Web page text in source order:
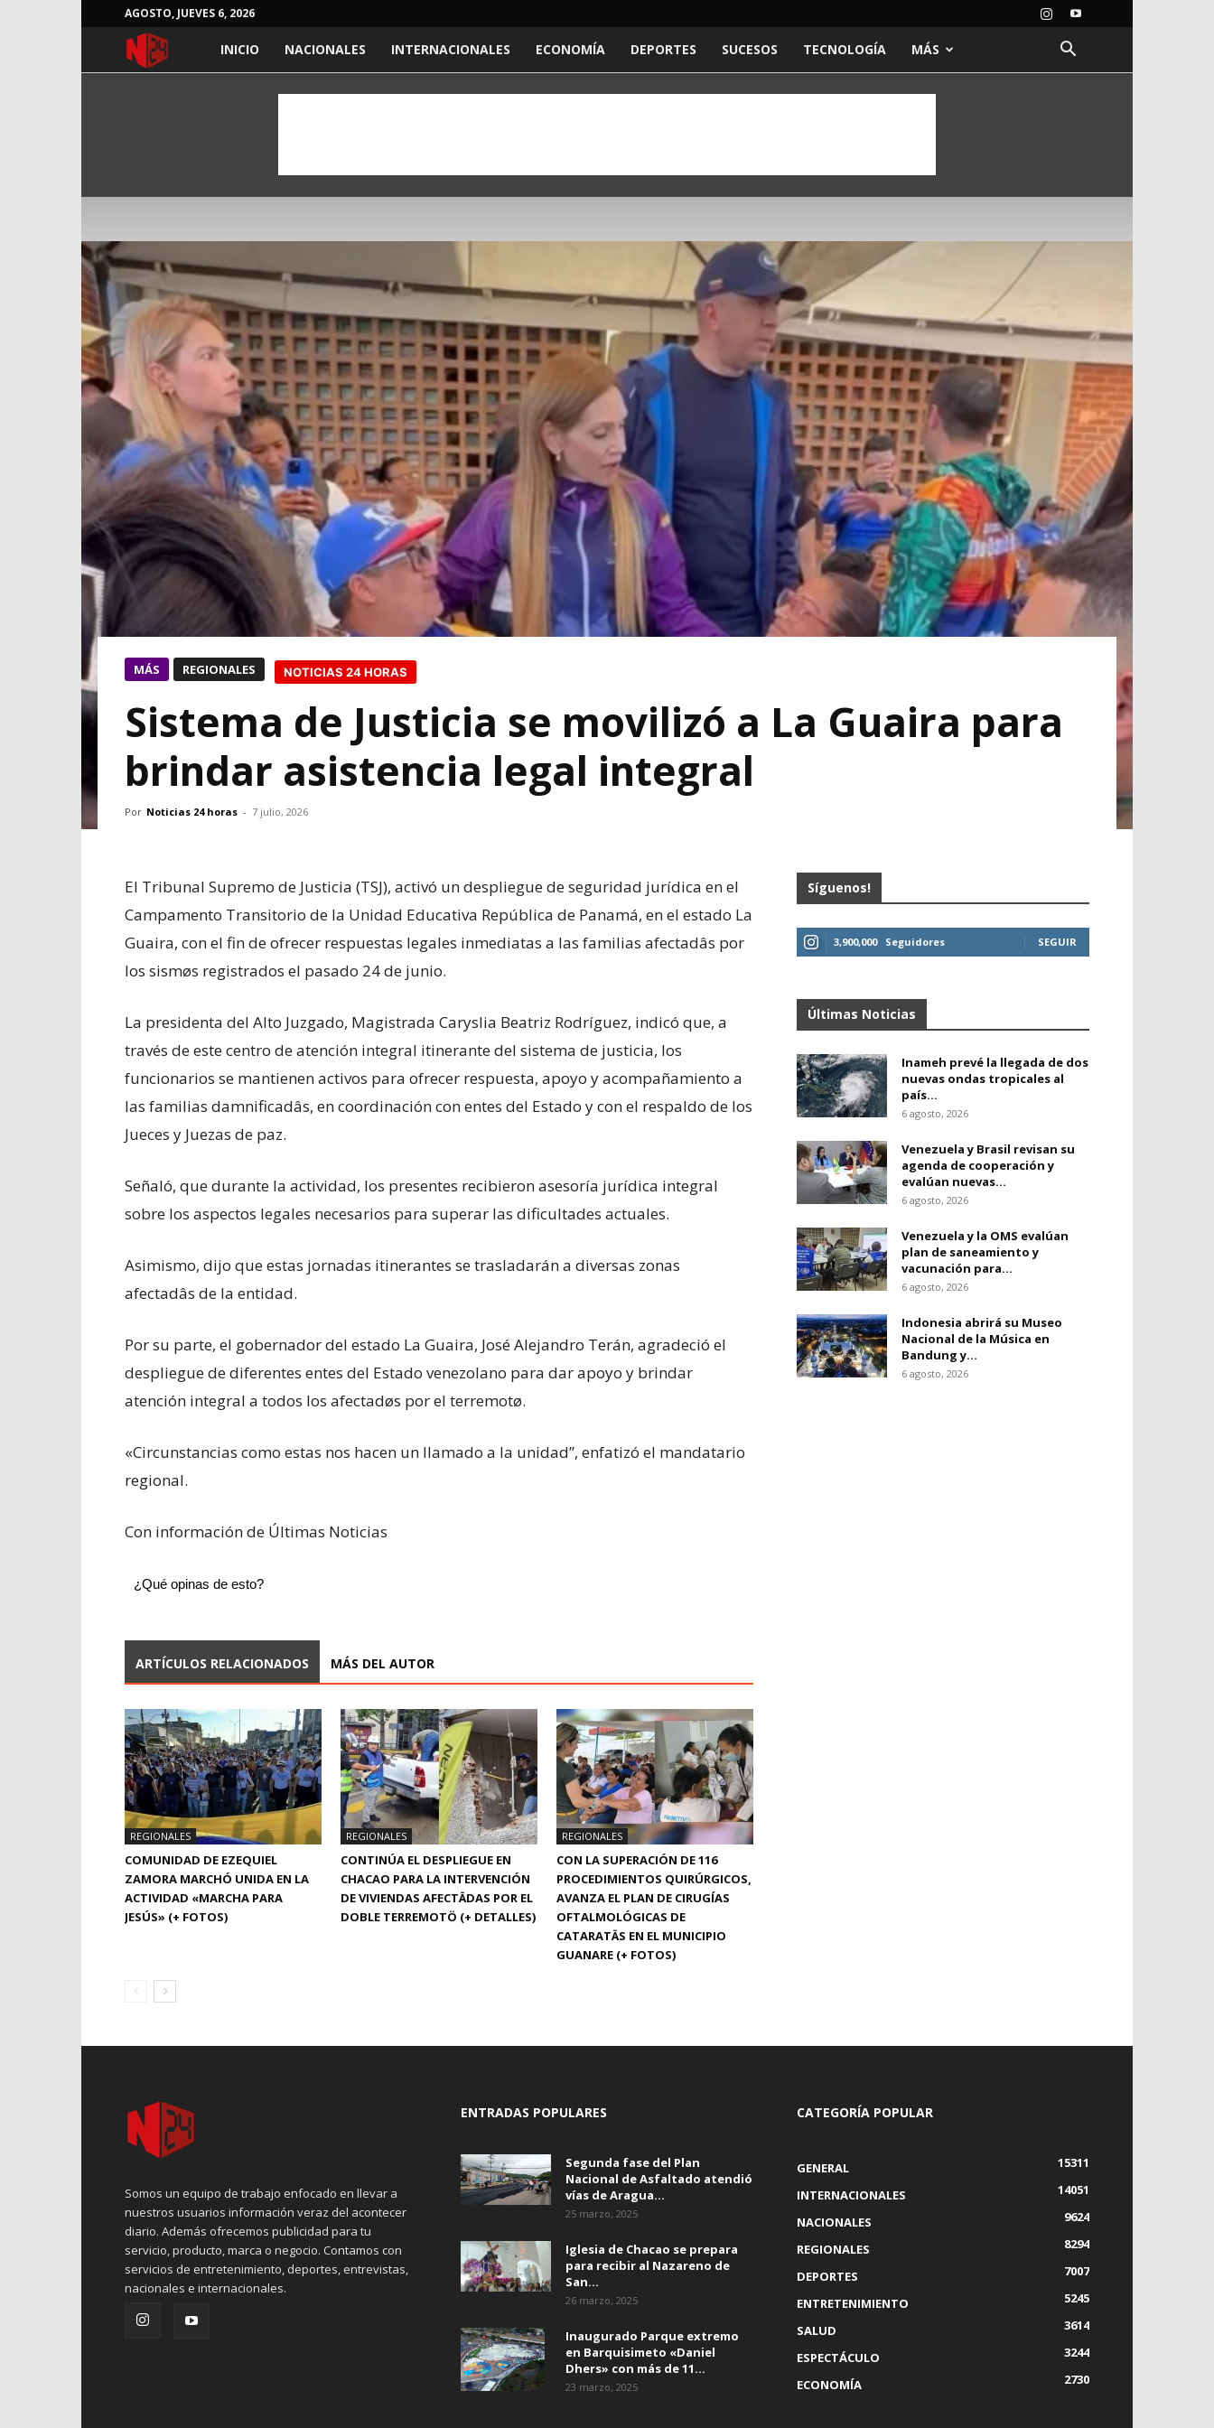
AGOSTO, JUEVES 6, 2026
NOTICIASINICIO NACIONALES INTERNACIONALES ECONOMÍA DEPORTES SUCESOS TECNOLOGÍA MÁS
MÁS REGIONALES NOTICIAS 24 HORAS
Sistema de Justicia se movilizó a La Guaira para
brindar asistencia legal integral
Por Noticias 24 horas - 7 julio, 2026
El Tribunal Supremo de Justicia (TSJ), activó un despliegue de seguridad jurídica en el
Campamento Transitorio de la Unidad Educativa República de Panamá, en el estado La
Guaira, con el fin de ofrecer respuestas legales inmediatas a las familias afectadâs por
los sismøs registrados el pasado 24 de junio.
La presidenta del Alto Juzgado, Magistrada Caryslia Beatriz Rodríguez, indicó que, a
través de este centro de atención integral itinerante del sistema de justicia, los
funcionarios se mantienen activos para ofrecer respuesta, apoyo y acompañamiento a
las familias damnificadâs, en coordinación con entes del Estado y con el respaldo de los
Jueces y Juezas de paz.
Señaló, que durante la actividad, los presentes recibieron asesoría jurídica integral
sobre los aspectos legales necesarios para superar las dificultades actuales.
Asimismo, dijo que estas jornadas itinerantes se trasladarán a diversas zonas
afectadâs de la entidad.
Por su parte, el gobernador del estado La Guaira, José Alejandro Terán, agradeció el
despliegue de diferentes entes del Estado venezolano para dar apoyo y brindar
atención integral a todos los afectadøs por el terremotø.
«Circunstancias como estas nos hacen un llamado a la unidad”, enfatizó el mandatario
regional.
Con información de Últimas Noticias
¿Qué opinas de esto?
ARTÍCULOS RELACIONADOS MÁS DEL AUTOR
REGIONALES
COMUNIDAD DE EZEQUIEL
ZAMORA MARCHÓ UNIDA EN LA
ACTIVIDAD «MARCHA PARA
JESÚS» (+ FOTOS)
REGIONALES
CONTINÚA EL DESPLIEGUE EN
CHACAO PARA LA INTERVENCIÓN
DE VIVIENDAS AFECTÄDAS POR EL
DOBLE TERREMOTÖ (+ DETALLES)
REGIONALES
CON LA SUPERACIÓN DE 116
PROCEDIMIENTOS QUIRÚRGICOS,
AVANZA EL PLAN DE CIRUGÍAS
OFTALMOLÓGICAS DE
CATARATÄS EN EL MUNICIPIO
GUANARE (+ FOTOS)
Síguenos!
3,900,000 Seguidores SEGUIR
Últimas Noticias
Inameh prevé la llegada de dos
nuevas ondas tropicales al
país...
6 agosto, 2026
Venezuela y Brasil revisan su
agenda de cooperación y
evalúan nuevas...
6 agosto, 2026
Venezuela y la OMS evalúan
plan de saneamiento y
vacunación para...
6 agosto, 2026
Indonesia abrirá su Museo
Nacional de la Música en
Bandung y...
6 agosto, 2026
Somos un equipo de trabajo enfocado en llevar a
nuestros usuarios información veraz del acontecer
diario. Además ofrecemos publicidad para tu
servicio, producto, marca o negocio. Contamos con
servicios de entretenimiento, deportes, entrevistas,
nacionales e internacionales.
ENTRADAS POPULARES
Segunda fase del Plan
Nacional de Asfaltado atendió
vías de Aragua...
25 marzo, 2025
Iglesia de Chacao se prepara
para recibir al Nazareno de
San...
26 marzo, 2025
Inaugurado Parque extremo
en Barquisimeto «Daniel
Dhers» con más de 11...
23 marzo, 2025
CATEGORÍA POPULAR
GENERAL
15311
INTERNACIONALES
14051
NACIONALES
9624
REGIONALES
8294
DEPORTES
7007
ENTRETENIMIENTO
5245
SALUD
3614
ESPECTÁCULO
3244
ECONOMÍA
2730